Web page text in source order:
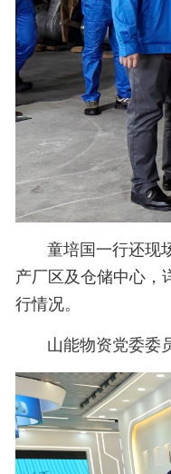
童培国一行还现
产厂区及仓储中心，
行情况。
山能物资党委委